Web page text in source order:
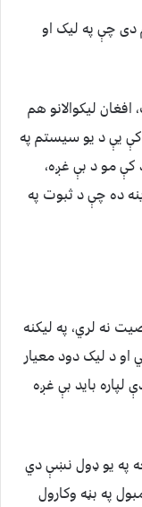
چې په لیک او
لیکوالانو هم
کې یې د یو سیستم په
کې مو د بې غږه،
ده چې د ثبوت په
نه لري، په لیکنه
او د لیک دود معیار
باید بې غږه
په یو ډول نښې دي
په بڼه وکارول